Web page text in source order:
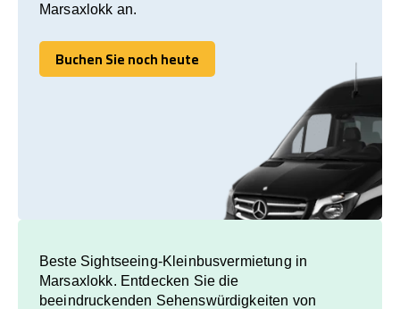
Marsaxlokk an.
Buchen Sie noch heute
Buchen Sie noch heute
Beste Sightseeing-Kleinbusvermietung in
Marsaxlokk. Entdecken Sie die
beeindruckenden Sehenswürdigkeiten von